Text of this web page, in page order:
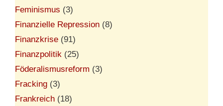
Feminismus (3)
Finanzielle Repression (8)
Finanzkrise (91)
Finanzpolitik (25)
Föderalismusreform (3)
Fracking (3)
Frankreich (18)